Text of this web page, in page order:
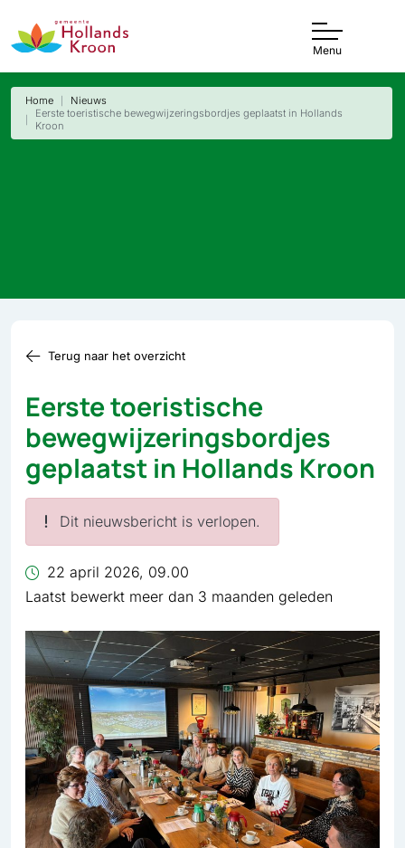
Menu
Home
Nieuws
Eerste toeristische bewegwijzeringsbordjes geplaatst in Hollands
Kroon
Terug naar het overzicht
Eerste toeristische
bewegwijzeringsbordjes
geplaatst in Hollands Kroon
Dit nieuwsbericht is verlopen.
22 april 2026, 09.00
Laatst bewerkt meer dan 3 maanden geleden